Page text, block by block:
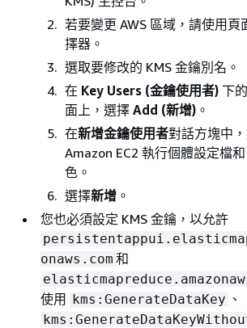
若要變更 AWS 區域，請使用頁
擇器。
選取要修改的 KMS 金鑰別名。
在 Key Users (金鑰使用者) 下
面上，選擇 Add (新增) 。
在新增金鑰使用者對話方塊中
Amazon EC2 執行個體設定檔
色。
選擇新增 。
您也必須設定 KMS 金鑰，以允許
onaws.com 和
使用 kms:GenerateDataKey 、